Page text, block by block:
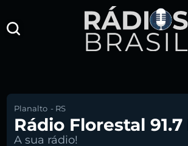
Planalto - RS
Rádio Florestal 91.7
A sua rádio!